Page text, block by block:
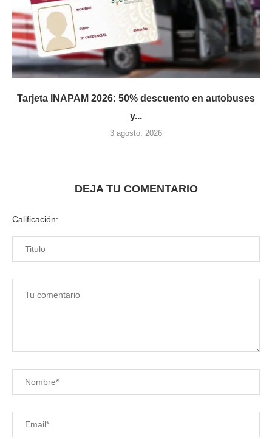
Tarjeta INAPAM 2026: 50% descuento en autobuses
y...
3 agosto, 2026
DEJA TU COMENTARIO
Calificación: